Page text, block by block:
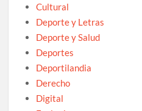
Cultural
Deporte y Letras
Deporte y Salud
Deportes
Deportilandia
Derecho
Digital